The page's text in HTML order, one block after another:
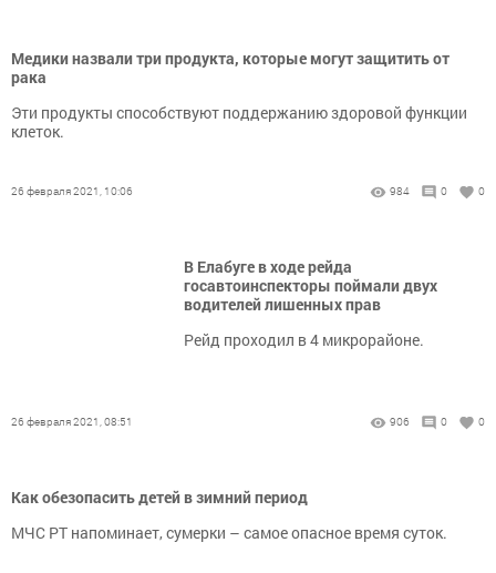
Медики назвали три продукта, которые могут защитить от
рака
Эти продукты способствуют поддержанию здоровой функции
клеток.
26 февраля 2021, 10:06 984 0 0
В Елабуге в ходе рейда
госавтоинспекторы поймали двух
водителей лишенных прав
Рейд проходил в 4 микрорайоне.
26 февраля 2021, 08:51 906 0 0
Как обезопасить детей в зимний период
МЧС РТ напоминает, сумерки – самое опасное время суток.